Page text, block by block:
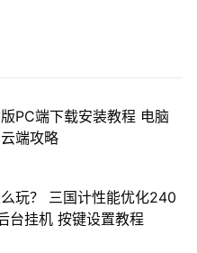
PC端下载安装教程 电脑
端攻略
玩？ 三国计性能优化240
台挂机 按键设置教程